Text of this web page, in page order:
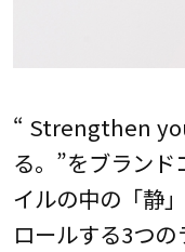
“ Strengthen
る。”をブラン
イルの中の「静
ロールする3つ